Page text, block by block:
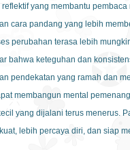
yang membantu
cara pandang yang lebih
perubahan terasa lebih
bahwa keteguhan dan
pendekatan yang ramah dan
membangun mental
yang dijalani terus menerus.
lebih percaya diri, dan siap